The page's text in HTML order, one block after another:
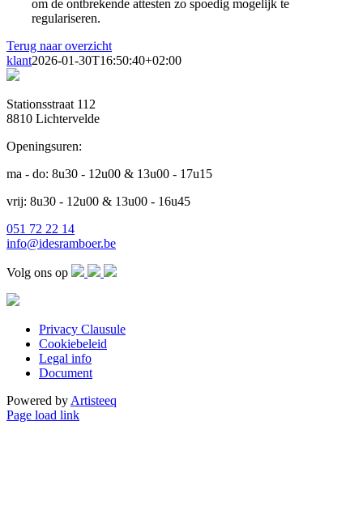
om de ontbrekende attesten zo spoedig mogelijk te
regulariseren.
Terug naar overzicht
klant2026-01-30T16:50:40+02:00
Stationsstraat 112
8810 Lichtervelde
Openingsuren:
ma - do: 8u30 - 12u00 & 13u00 - 17u15
vrij: 8u30 - 12u00 & 13u00 - 16u45
051 72 22 14
info@idesramboer.be
Volg ons op
Privacy Clausule
Cookiebeleid
Legal info
Document
Powered by Artisteeq
Page load link